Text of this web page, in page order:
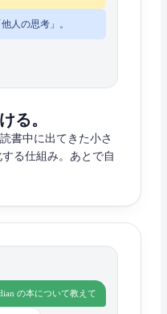
人の思考」。
る。
書中に出てきた小さ
る仕組み。あとで自
の本について教えて